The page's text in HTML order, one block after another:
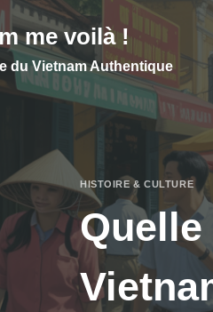
me voilà !
du Vietnam Authentique
HISTOIRE & CULTURE